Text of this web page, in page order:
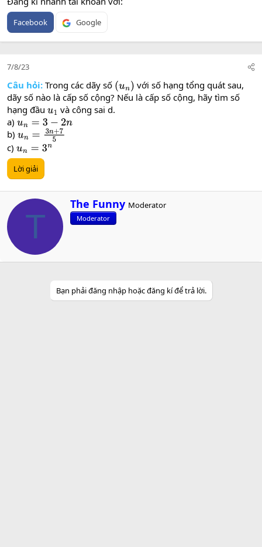
Facebook Google
7/8/23
Câu hỏi: Trong các dãy số (un)
với số hạng tổng quát sau,
dãy số nào là cấp số cộng? Nếu là cấp số cộng, hãy tìm số
hạng đầu u1 và công sai d.
a) un =3−2 n
b) un =3n +75
c) un =3n
Lời giải
T
W
r
i
n
The Funny Moderator
Moderator
Bạn phải đăng nhập hoặc đăng kí để trả lời.